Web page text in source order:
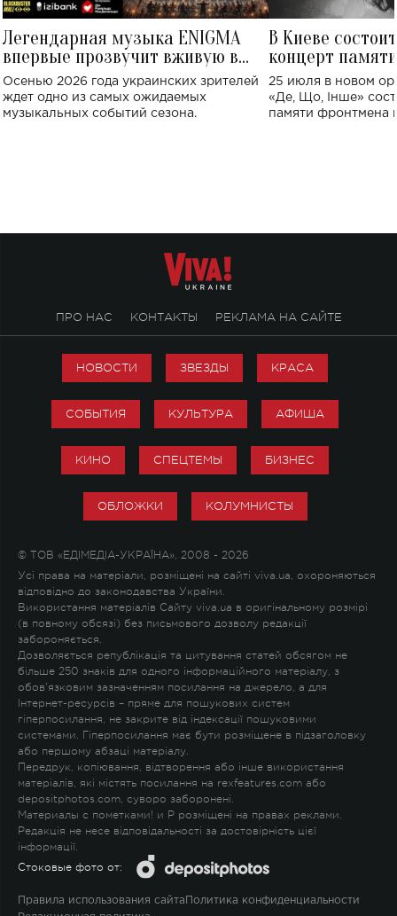
Легендарная музыка ENIGMA
впервые прозвучит вживую в
Украине: где состоится концерт
Осенью 2026 года украинских зрителей
ждет одно из самых ожидаемых
музыкальных событий сезона.
В Киеве
концерт
Клименко:
исполнят песни
25 июля в новом
«Де, Що, Інше»
памяти фронтмена
ПРО НАС КОНТАКТЫ РЕКЛАМА НА САЙТЕ
НОВОСТИ ЗВЕЗДЫ КРАСА
СОБЫТИЯ КУЛЬТУРА АФИША
КИНО СПЕЦТЕМЫ БИЗНЕС
ОБЛОЖКИ КОЛУМНИСТЫ
© ТОВ «ЕДІМЕДІА-УКРАЇНА», 2008 - 2026
Усі права на матеріали, розміщені на сайті viva.ua, охороняються
відповідно до законодавства України.
Використання матеріалів Сайту viva.ua в оригінальному розмірі
(в повному обсязі) без письмового дозволу редакції
забороняється.
Дозволяється републікація та цитування статей обсягом не
більше 250 знаків для одного інформаційного матеріалу, з
обов'язковим зазначенням посилання на джерело, а для
Інтернет-ресурсів – пряме для пошукових систем
гіперпосилання, не закрите від індексації пошуковими
системами. Гіперпосилання має бути розміщене в підзаголовку
або першому абзаці матеріалу.
Передрук, копіювання, відтворення або інше використання
матеріалів, які містять посилання на rexfeatures.com або
depositphotos.com, суворо заборонені.
Материалы с пометками! и P розміщені на правах реклами.
Редакція не несе відповідальності за достовірність цієї
інформації.
Стоковые фото от:
Правила использования сайта Политика конфиденциальности